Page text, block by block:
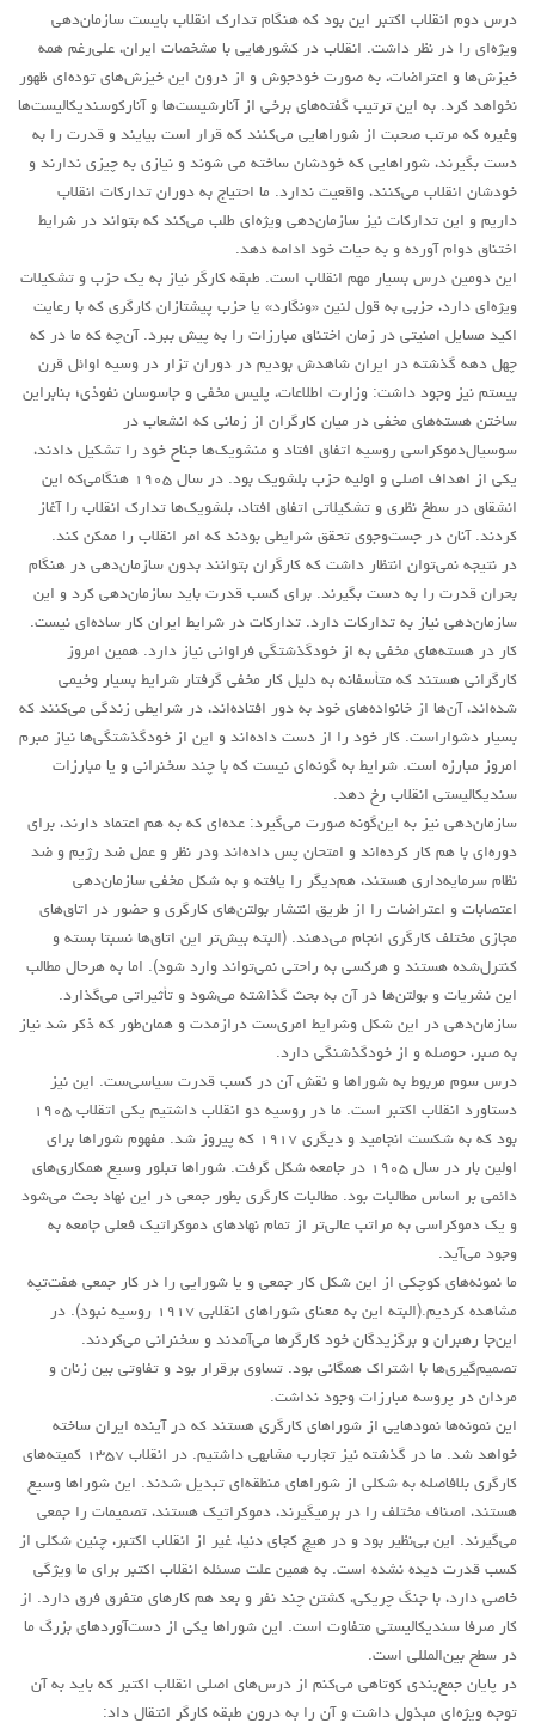
درس دوم انقلاب اکتبر این بود که هنگام تدارک انقلاب بایست سازمان‌دهی
ویژه‌ای را در نظر داشت. انقلاب در کشورهایی با مشخصات ایران، علی‌رغم همه
خیزش‌ها و اعتراضات، به صورت خودجوش و از درون این خیزش‌های توده‌ای ظهور
نخواهد کرد. به این ترتیب گفته‌های برخی از آنارشیست‌ها و آنارکوسندیکالیست‌ها
وغیره که مرتب صحبت از شوراهایی می‌کنند که قرار است بیایند و قدرت را به
دست بگیرند، شوراهایی که خودشان ساخته می شوند و نیازی به چیزی ندارند و
خودشان انقلاب می‌کنند، واقعیت ندارد. ما احتیاج به دوران تدارکات انقلاب
داریم و این تدارکات نیز سازمان‌دهی ویژه‌ای طلب می‌کند که بتواند در شرایط
اختناق دوام آورده و به حیات خود ادامه دهد.
این دومین درس بسیار مهم انقلاب است. طبقه کارگر نیاز به یک حزب و تشکیلات
ویژه‌ای دارد، حزبی به قول لنین «ونگارد» یا حزب پیشتازان کارگری که با رعایت
اکید مسایل امنیتی در زمان اختناق مبارزات را به پیش ببرد. آن‌چه که ما در که
چهل دهه گذشته در ایران شاهدش بودیم در دوران تزار در وسیه اوائل قرن
بیستم نیز وجود داشت: وزارت اطلاعات، پلیس مخفی و جاسوسان نفوذی؛ بنابراین
ساختن هسته‌های مخفی در میان کارگران از زمانی که انشعاب در
سوسیال‌دموکراسی روسیه اتفاق افتاد و منشویک‌ها جناح خود را تشکیل دادند،
یکی از اهداف اصلی و اولیه حزب بلشویک بود. در سال ۱۹۰۵ هنگامی‌که این
انشقاق در سطخ نظری و تشکیلاتی اتفاق افتاد، بلشویک‌ها تدارک انقلاب را آغاز
کردند. آنان در جست‌وجوی تحقق شرایطی بودند که امر انقلاب را ممکن کند.
در نتیجه نمی‌توان انتظار داشت که کارگران بتوانند بدون سازمان‌دهی در هنگام
بحران قدرت را به دست بگیرند. برای کسب قدرت باید سازمان‌دهی کرد و این
سازمان‌دهی نیاز به تدارکات دارد. تدارکات در شرایط ایران کار ساده‌ای نیست.
کار در هسته‌های مخفی به از خود‌گذشتگی فراوانی نیاز دارد. همین امروز
کارگرانی هستند که متأسفانه به دلیل کار مخفی گرفتار شرایط بسیار وخیمی
شده‌اند، آن‌ها از خانواده‌های خود به دور افتاده‌اند، در شرایطی زندگی می‌کنند که
بسیار دشواراست. کار خود را از دست داده‌اند و این از خودگذشتگی‌ها نیاز مبرم
امروز مبارزه است. شرایط به گونه‌ای نیست که با چند سخنرانی و یا مبارزات
سندیکالیستی انقلاب رخ ‌دهد.
سازمان‌دهی نیز به این‌گونه صورت می‌گیرد: عده‌ای که به هم اعتماد دارند، برای
دوره‌ای با هم کار کرده‌اند و امتحان پس داده‌اند ودر نظر و عمل ضد رژیم و ضد
نظام سرمایه‌داری هستند، هم‌دیگر را یافته و به شکل مخفی سازمان‌دهی
اعتصابات و اعتراضات را از طریق انتشار بولتن‌های کارگری و حضور در اتاق‌های
مجازی مختلف کارگری انجام می‌دهند. (البته بیش‌تر این اتاق‌ها نسبتا بسته و
کنترل‌شده هستند و هرکسی به راحتی نمی‌تواند وارد شود). اما به هرحال مطالب
این نشریات و بولتن‌ها در آن به بحث گذاشته می‌شود و تأثیراتی می‌گذارد.
سازمان‌دهی در این شکل وشرایط امری‌ست درازمدت و همان‌طور که ذکر شد نیاز
به صبر، حوصله و از خودگذشنگی دارد.
درس سوم مربوط به شوراها و نقش آن در کسب قدرت سیاسی‌ست. این نیز
دستاورد انقلاب اکتبر است. ما در روسیه دو انقلاب داشتیم یکی اتقلاب ۱۹۰۵
بود که به شکست انجامید و دیگری ۱۹۱۷ که پیروز شد. مفهوم شوراها برای
اولین بار در سال ۱۹۰۵ در جامعه شکل گرفت. شوراها تبلور وسیع همکاری‌های
دائمی بر اساس مطالبات بود. مطالبات کارگری بطور جمعی در این نهاد بحث می‌شود
و یک دموکراسی به مراتب عالی‌تر از تمام نهادهای دموکراتیک فعلی جامعه به
وجود می‌آید.
ما نمونه‌های کوچکی از این شکل کار جمعی و ‌یا شورایی را در کار جمعی هفت‌تپه
مشاهده کردیم.(البته این به معنای شوراهای انقلابی ۱۹۱۷ روسیه نبود). در
این‌جا رهبران و برگزیدگان خود کارگرها می‌آمدند و سخنرانی می‌کردند.
تصمیم‌گیری‌ها با اشتراک همگانی بود. تساوی برقرار بود و تفاوتی بین زنان و
مردان در پروسه مبارزات وجود نداشت.
این نمونه‌ها نمودهایی از شوراهای کارگری هستند که در آینده ایران ساخته
خواهد شد. ما در گذشته نیز تجارب مشابهی داشتیم. در انقلاب ۱۳۵۷ کمیته‌های
کارگری بلافاصله به شکلی از شوراهای منطقه‌ای تبدیل شدند. این شوراها وسیع
هستند، اصناف مختلف را در برمیگیرند، دموکراتیک هستند، تصمیمات را جمعی
می‌گیرند. این بی‌نظیر بود و در هیچ کجای دنیا، غیر از انقلاب اکتبر، چنین شکلی از
کسب قدرت دیده نشده است. به همین علت مسئله انقلاب اکتبر برای ما ویژگی
خاصی دارد، با جنگ چریکی، کشتن چند نفر و بعد هم کارهای متفرق فرق دارد. از
کار صرفا سندیکالیستی متفاوت است. این شوراها یکی از دست‌آوردهای بزرگ ما
در سطح بین‌المللی است.
در پایان جمع‌بندی کوتاهی می‌کنم از درس‌های اصلی انقلاب اکتبر که باید به آن
توجه ویژه‌ای مبذول داشت و آن را به درون طبقه کارگر انتقال داد: